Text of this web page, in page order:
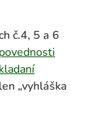
č.4, 5 a 6
„vyhláška